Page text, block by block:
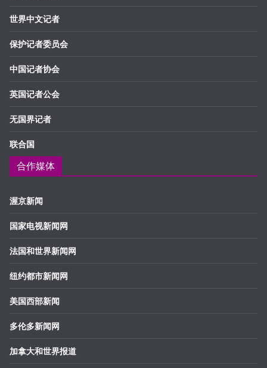
世界中文记者
保护记者委员会
中国记者协会
英国记者公会
无国界记者
联合国
合作媒体
渥京新闻
国家电视新闻网
法国和世界新闻网
纽约都市新闻网
美国西部新闻
多伦多新闻网
加拿大和世界报道